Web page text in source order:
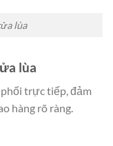
lùa
lùa
trực tiếp, đảm
hàng rõ ràng.